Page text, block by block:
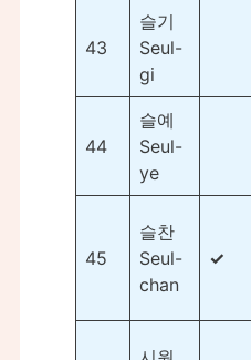
43
슬기
Seul-
gi
44
슬예
Seul-
ye
45
슬찬
Seul-
chan
✓